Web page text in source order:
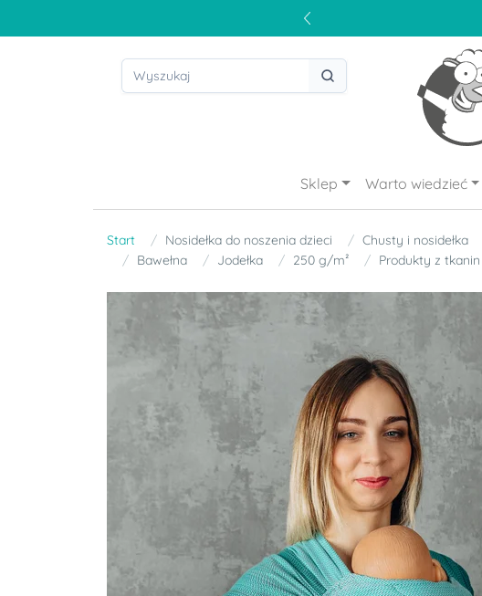
Sklep Warto wiedzieć
Start Nosidełka do noszenia dzieci Chusty i nosidełka
Bawełna
Jodełka 250 g/m² Produkty z tkanin